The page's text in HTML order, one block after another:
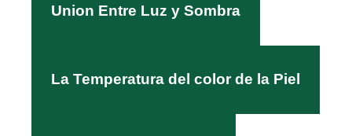
Union Entre Luz y Sombra
La Temperatura del color de la Piel